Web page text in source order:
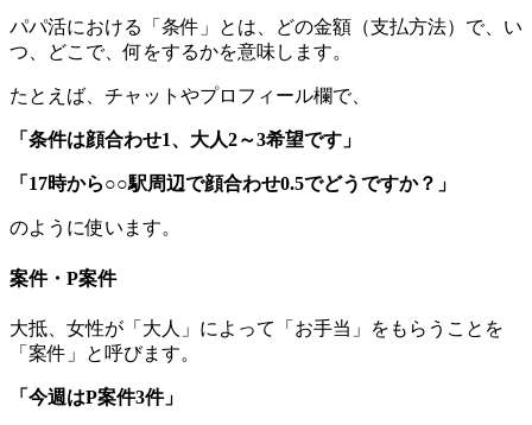
パパ活における「条件」とは、どの金額（支払方法）で、い
つ、どこで、何をするかを意味します。
たとえば、チャットやプロフィール欄で、
「条件は顔合わせ1、大人2～3希望です」
「17時から○○駅周辺で顔合わせ0.5でどうですか？」
のように使います。
案件・P案件
大抵、女性が「大人」によって「お手当」をもらうことを
「案件」と呼びます。
「今週はP案件3件」